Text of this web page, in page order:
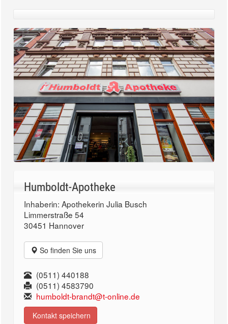
Humboldt-Apotheke
Inhaberin: Apothekerin Julia Busch
Limmerstraße 54
30451 Hannover
So finden Sie uns
(0511) 440188
(0511) 4583790
humboldt-brandt@t-online.de
Kontakt speichern